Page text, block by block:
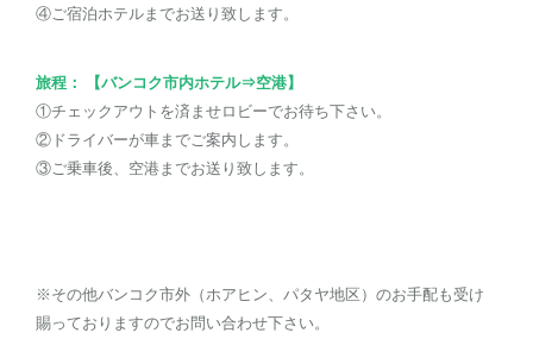
④ご宿泊ホテルまでお送り致します。
旅程： 【バンコク市内ホテル⇒空港】
①チェックアウトを済ませロビーでお待ち下さい。
②ドライバーが車までご案内します。
③ご乗車後、空港までお送り致します。
※その他バンコク市外（ホアヒン、パタヤ地区）のお手配も受け
賜っておりますのでお問い合わせ下さい。